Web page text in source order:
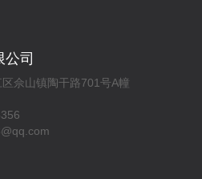
公司
佘山镇陶干路701号A幢